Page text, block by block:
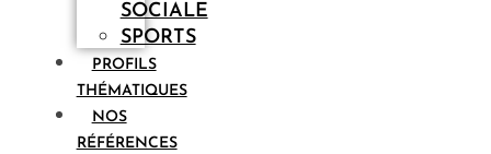
SOCIALE
SPORTS
PROFILS
THÉMATIQUES
NOS
RÉFÉRENCES